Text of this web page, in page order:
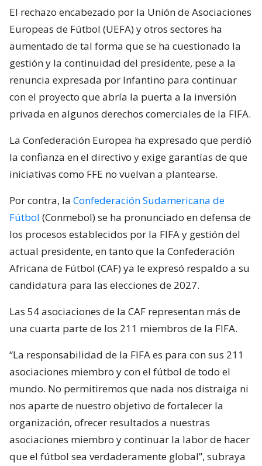
El rechazo encabezado por la Unión de Asociaciones
Europeas de Fútbol (UEFA) y otros sectores ha
aumentado de tal forma que se ha cuestionado la
gestión y la continuidad del presidente, pese a la
renuncia expresada por Infantino para continuar
con el proyecto que abría la puerta a la inversión
privada en algunos derechos comerciales de la FIFA.
La Confederación Europea ha expresado que perdió
la confianza en el directivo y exige garantías de que
iniciativas como FFE no vuelvan a plantearse.
Por contra, la Confederación Sudamericana de
Fútbol (Conmebol) se ha pronunciado en defensa de
los procesos establecidos por la FIFA y gestión del
actual presidente, en tanto que la Confederación
Africana de Fútbol (CAF) ya le expresó respaldo a su
candidatura para las elecciones de 2027.
Las 54 asociaciones de la CAF representan más de
una cuarta parte de los 211 miembros de la FIFA.
“La responsabilidad de la FIFA es para con sus 211
asociaciones miembro y con el fútbol de todo el
mundo. No permitiremos que nada nos distraiga ni
nos aparte de nuestro objetivo de fortalecer la
organización, ofrecer resultados a nuestras
asociaciones miembro y continuar la labor de hacer
que el fútbol sea verdaderamente global”, subraya